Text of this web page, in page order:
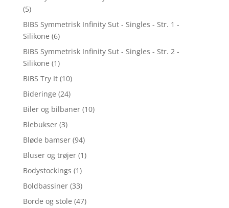
(5)
BIBS Symmetrisk Infinity Sut - Singles - Str. 1 -
Silikone (6)
BIBS Symmetrisk Infinity Sut - Singles - Str. 2 -
Silikone (1)
BIBS Try It (10)
Bideringe (24)
Biler og bilbaner (10)
Blebukser (3)
Bløde bamser (94)
Bluser og trøjer (1)
Bodystockings (1)
Boldbassiner (33)
Borde og stole (47)